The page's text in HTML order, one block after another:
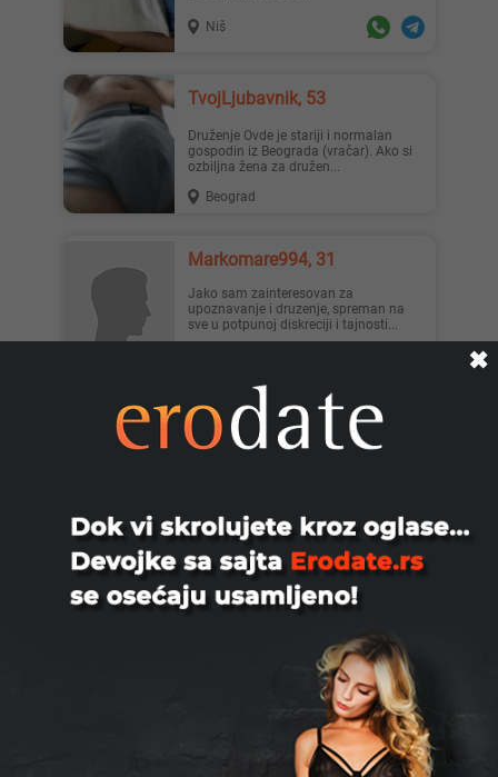
Niš
TvojLjubavnik, 53
Druženje Ovde je stariji i normalan
gospodin iz Beograda (vračar). Ako si
ozbiljna žena za družen...
Beograd
Markomare994, 31
Jako sam zainteresovan za
upoznavanje i druzenje, spreman na
sve u potpunoj diskreciji i tajnosti...
Milan999, 26
Beograd
Volimzene, 39
okolina sam živim pa mi je dosadno a
moze i neki par koji traži ...
marko_ns91, 33
✖